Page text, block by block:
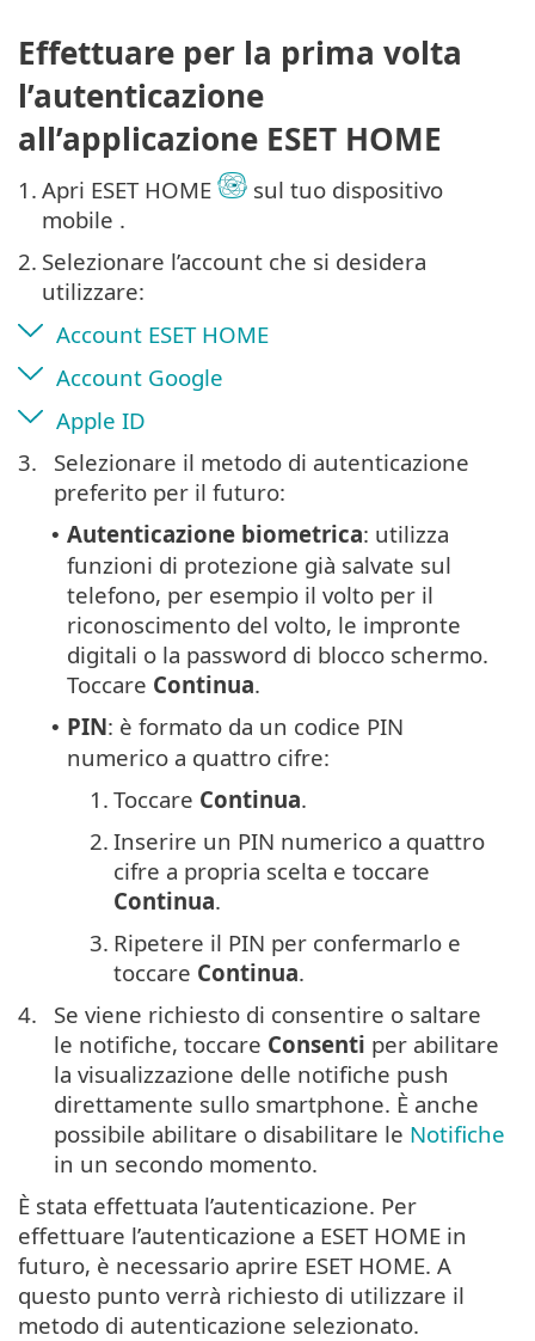
Effettuare per la prima volta
l’autenticazione
all’applicazione ESET HOME
1. Apri ESET HOME
sul tuo dispositivo
mobile .
2. Selezionare l’account che si desidera
utilizzare:
Account ESET HOME
Account Google
Apple ID
3.
Selezionare il metodo di autenticazione
preferito per il futuro:
• Autenticazione biometrica: utilizza
funzioni di protezione già salvate sul
telefono, per esempio il volto per il
riconoscimento del volto, le impronte
digitali o la password di blocco schermo.
Toccare Continua.
• PIN: è formato da un codice PIN
numerico a quattro cifre:
1. Toccare Continua.
2. Inserire un PIN numerico a quattro
cifre a propria scelta e toccare
Continua.
3. Ripetere il PIN per confermarlo e
toccare Continua.
4.
Se viene richiesto di consentire o saltare
le notifiche, toccare Consenti per abilitare
la visualizzazione delle notifiche push
direttamente sullo smartphone. È anche
possibile abilitare o disabilitare le Notifiche
in un secondo momento.
È stata effettuata l’autenticazione. Per
effettuare l’autenticazione a ESET HOME in
futuro, è necessario aprire ESET HOME. A
questo punto verrà richiesto di utilizzare il
metodo di autenticazione selezionato.